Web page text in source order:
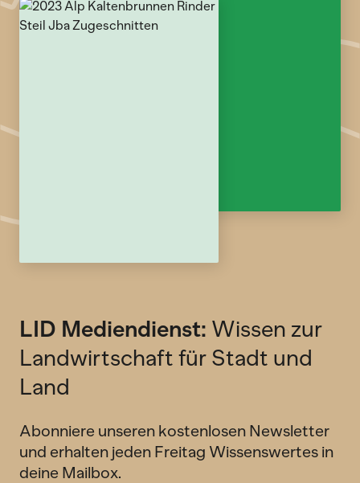
LID Mediendienst: Wissen zur
Landwirtschaft für Stadt und
Land
Abonniere unseren kostenlosen Newsletter
und erhalten jeden Freitag Wissenswertes in
deine Mailbox.